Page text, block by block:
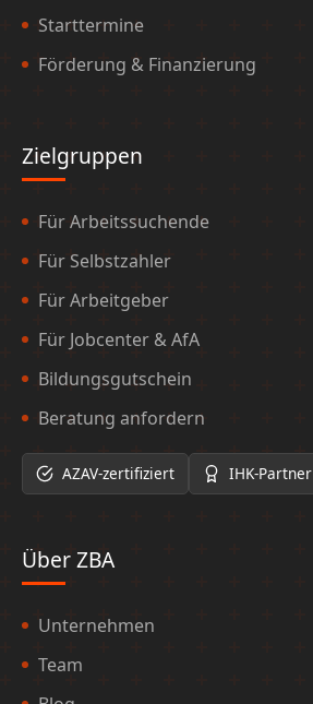
Starttermine
Förderung & Finanzierung
Zielgruppen
Für Arbeitssuchende
Für Selbstzahler
Für Arbeitgeber
Für Jobcenter & AfA
Bildungsgutschein
Beratung anfordern
AZAV-zertifiziert IHK-Partner
Über ZBA
Unternehmen
Team